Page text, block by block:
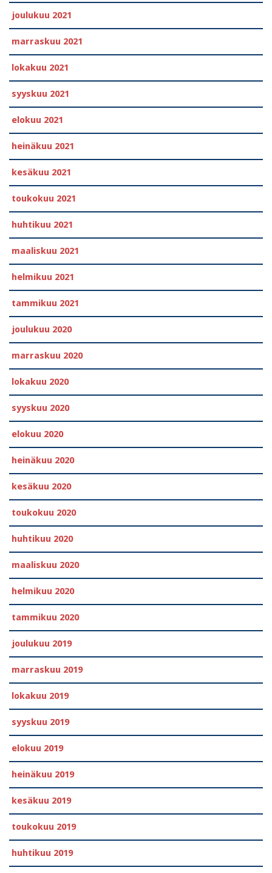
joulukuu 2021
marraskuu 2021
lokakuu 2021
syyskuu 2021
elokuu 2021
heinäkuu 2021
kesäkuu 2021
toukokuu 2021
huhtikuu 2021
maaliskuu 2021
helmikuu 2021
tammikuu 2021
joulukuu 2020
marraskuu 2020
lokakuu 2020
syyskuu 2020
elokuu 2020
heinäkuu 2020
kesäkuu 2020
toukokuu 2020
huhtikuu 2020
maaliskuu 2020
helmikuu 2020
tammikuu 2020
joulukuu 2019
marraskuu 2019
lokakuu 2019
syyskuu 2019
elokuu 2019
heinäkuu 2019
kesäkuu 2019
toukokuu 2019
huhtikuu 2019